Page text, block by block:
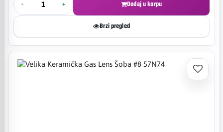
- + Dodaj u korpu
Brzi pregled